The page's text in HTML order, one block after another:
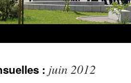
: juin 2012